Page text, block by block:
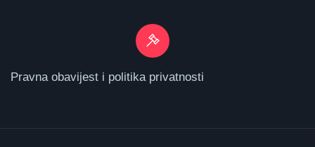
Pravna obavijest i politika privatnosti